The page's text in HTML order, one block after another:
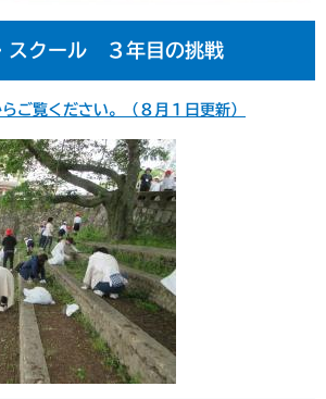
スクール ３年目の挑戦
ご覧ください。（８月１日更新）